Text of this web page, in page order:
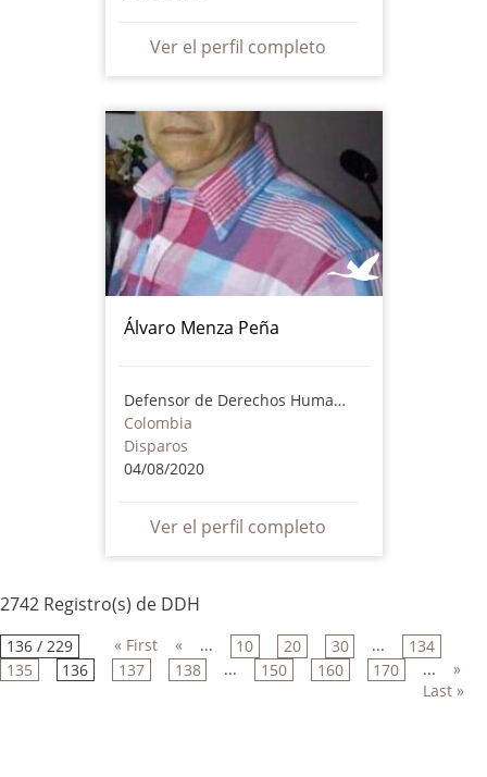
Ver el perfil completo
Álvaro Menza Peña
Defensor de Derechos Humanos
Colombia
Disparos
04/08/2020
Ver el perfil completo
2742 Registro(s) de DDH
136 / 229 « First « ... 10 20 30 ...
134
135
136 137 138 ... 150 160 170 ...
»
Last »